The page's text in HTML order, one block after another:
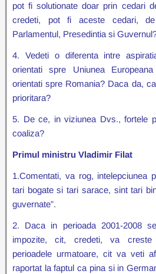
pot fi solutionate doar prin cedari
credeti, pot fi aceste cedari,
Parlamentul, Presedintia si
4. Vedeti o diferenta intre
orientati spre Uniunea
orientati spre Romania? Daca da,
prioritara?
5. De ce, in viziunea Dvs., fortele
coaliza?
Primul ministru Vladimir Filat
1.Comentati, va rog, intelepciunea
tari bogate si tari sarace, sint tari
guvernate”.
2. Daca in perioada 2001-2008
impozite, cit, credeti, va creste
perioadele urmatoare, cit va veti
raportat la faptul ca pina si in